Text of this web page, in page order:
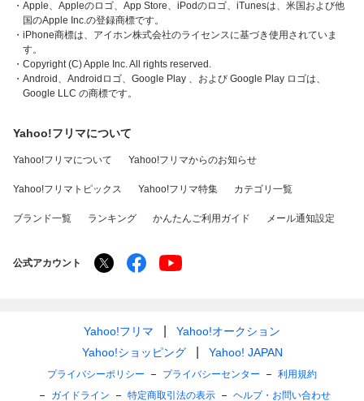
・Apple、Appleのロゴ、App Store、iPodのロゴ、iTunesは、米国および他
国のApple Inc.の登録商標です。
・iPhone商標は、アイホン株式会社のライセンスに基づき使用されていま
す。
・Copyright (C) Apple Inc. All rights reserved.
・Android、Androidロゴ、Google Play 、および Google Play ロゴは、
Google LLC の商標です。
Yahoo!フリマについて
Yahoo!フリマについて Yahoo!フリマからのお知らせ
Yahoo!フリマトピックス Yahoo!フリマ特集 カテゴリ一覧
ブランド一覧 ランキング かんたんご利用ガイド メール通知設定
公式アカウント
Yahoo!フリマ
Yahoo!オークション
Yahoo!ショッピング
Yahoo! JAPAN
プライバシーポリシー プライバシーセンター
利用規約
ガイドライン
特定商取引法の表示 ヘルプ・お問い合わせ